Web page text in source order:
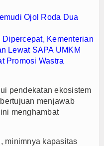
Ojol Roda Dua
Kementerian
Lewat SAPA UMKM
Promosi Wastra
pendekatan ekosistem
menjawab
menghambat
minimnya kapasitas